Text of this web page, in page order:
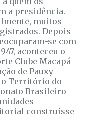
a presidência.
muitos
Depois
se com
aconteceu o
Clube Macapá
de Pauxy
o Território do
Brasileiro
construísse